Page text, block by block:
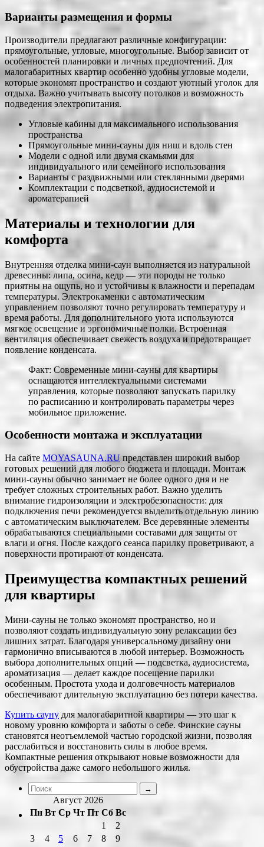
Варианты размещения и формы
Производители предлагают различные конфигурации:
прямоугольные, угловые, многоугольные. Выбор зависит от
особенностей планировки и личных предпочтений. Для
малогабаритных квартир особенно удобны угловые модели,
которые экономят пространство и создают уютный уголок для
отдыха. Важно учитывать высоту потолков и возможность
подведения электропитания.
Угловые кабины для максимального использования
пространства
Прямоугольные мини-сауны для ниш и вдоль стен
Модели с одной или двумя скамьями для
индивидуального или семейного использования
Варианты с раздвижными или стеклянными дверями
Комплектации с подсветкой, аудиосистемой и
ароматерапией
Материалы и технологии для
комфорта
Внутренняя отделка мини-саун выполняется из натуральной
древесины: липа, осина, кедр — эти породы не только
приятны на ощупь, но и устойчивы к влажности и перепадам
температуры. Электрокаменки с автоматическим
управлением позволяют точно регулировать температуру и
время работы. Для дополнительного уюта используются
мягкое освещение и эргономичные полки. Встроенная
вентиляция обеспечивает свежесть воздуха и предотвращает
появление конденсата.
Факт: Современные мини-сауны для квартиры
оснащаются интеллектуальными системами
управления, которые позволяют запускать парилку
по расписанию и контролировать параметры через
мобильное приложение.
Особенности монтажа и эксплуатации
На сайте MOYASAUNA.RUпредставлен широкий выбор
готовых решений для любого бюджета и площади. Монтаж
мини-сауны обычно занимает не более одного дня и не
требует сложных строительных работ. Важно уделить
внимание гидроизоляции и электробезопасности: для
подключения печи рекомендуется выделить отдельную линию
с автоматическим выключателем. Все деревянные элементы
обрабатываются специальными составами для защиты от
влаги и огня. После каждого сеанса парилку проветривают, а
поверхности протирают от конденсата.
Преимущества компактных решений
для квартиры
Мини-сауны не только экономят пространство, но и
позволяют создать индивидуальную зону релаксации без
лишних затрат. Благодаря универсальному дизайну они
гармонично вписываются в любой интерьер. Возможность
выбора дополнительных опций — подсветка, аудиосистема,
ароматизация — делает каждое посещение парилки
особенным. Простота ухода и долговечность материалов
обеспечивают длительную эксплуатацию без потери качества.
Купить сауну для малогабаритной квартиры — это шаг к
новому уровню комфорта и заботы о себе. Финские сауны
становятся неотъемлемой частью городской жизни, позволяя
расслабиться и восстановить силы в любое время.
Компактные решения открывают новые возможности для
обустройства даже самого небольшого жилья.
Август 2026
Пн Вт Ср Чт Пт Сб Вс
1
2
3
4 5 6 7 8
9